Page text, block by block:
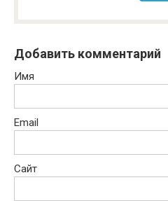
Добавить комментарий
Имя
Email
Сайт